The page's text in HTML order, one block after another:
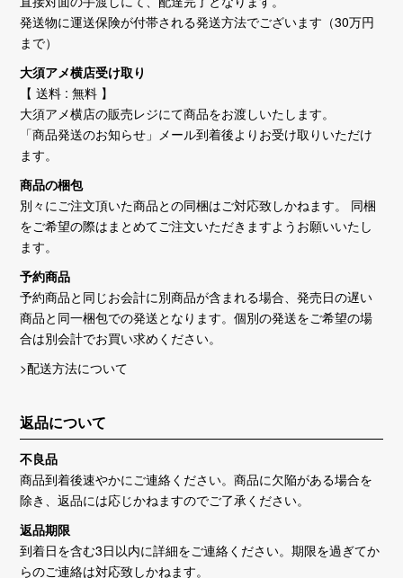
発送物に運送保険が付帯される発送方法でございます（30万円
まで）
大須アメ横店受け取り
【 送料 : 無料 】
大須アメ横店の販売レジにて商品をお渡しいたします。
「商品発送のお知らせ」メール到着後よりお受け取りいただけ
ます。
商品の梱包
別々にご注文頂いた商品との同梱はご対応致しかねます。 同梱
をご希望の際はまとめてご注文いただきますようお願いいたし
ます。
予約商品
予約商品と同じお会計に別商品が含まれる場合、発売日の遅い
商品と同一梱包での発送となります。個別の発送をご希望の場
合は別会計でお買い求めください。
>配送方法について
返品について
不良品
商品到着後速やかにご連絡ください。商品に欠陥がある場合を
除き、返品には応じかねますのでご了承ください。
返品期限
到着日を含む3日以内に詳細をご連絡ください。期限を過ぎてか
らのご連絡は対応致しかねます。